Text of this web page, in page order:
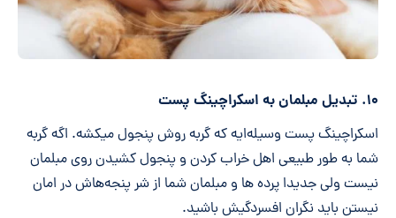
۱۰. تبدیل مبلمان به اسکراچینگ پست
اسکراچینگ پست وسیله‌ایه که گربه روش پنجول میکشه. اگه گربه
شما به طور طبیعی اهل خراب کردن و پنجول کشیدن روی مبلمان
نیست ولی جدیدا پرده ها و مبلمان شما از شر پنجه‌هاش در امان
نیستن باید نگران افسردگیش باشید.